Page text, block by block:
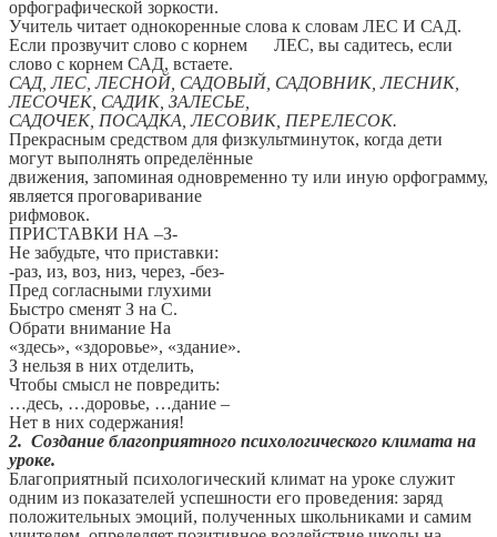
орфографической зоркости.
Учитель читает однокоренные слова к словам ЛЕС И САД.
Если прозвучит слово с корнем ЛЕС, вы садитесь, если
слово с корнем САД, встаете.
САД, ЛЕС, ЛЕСНОЙ, САДОВЫЙ, САДОВНИК, ЛЕСНИК,
ЛЕСОЧЕК, САДИК, ЗАЛЕСЬЕ,
САДОЧЕК, ПОСАДКА, ЛЕСОВИК, ПЕРЕЛЕСОК.
Прекрасным средством для физкультминуток, когда дети
могут выполнять определённые
движения, запоминая одновременно ту или иную орфограмму,
является проговаривание
рифмовок.
ПРИСТАВКИ НА –З-
Не забудьте, что приставки:
-раз, из, воз, низ, через, -без-
Пред согласными глухими
Быстро сменят З на С.
Обрати внимание На
«здесь», «здоровье», «здание».
З нельзя в них отделить,
Чтобы смысл не повредить:
…десь, …доровье, …дание –
Нет в них содержания!
2. Создание благоприятного психологического климата на
уроке.
Благоприятный психологический климат на уроке служит
одним из показателей успешности его проведения: заряд
положительных эмоций, полученных школьниками и самим